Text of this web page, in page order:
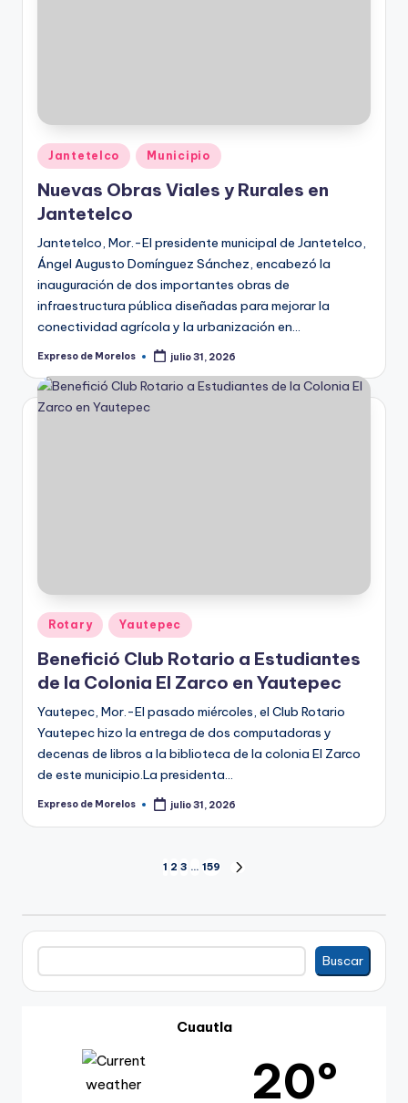
Publicado
en
Jantetelco Municipio
Nuevas Obras Viales y Rurales en
Jantetelco
Jantetelco, Mor.-El presidente municipal de Jantetelco,
Ángel Augusto Domínguez Sánchez, encabezó la
inauguración de dos importantes obras de
infraestructura pública diseñadas para mejorar la
conectividad agrícola y la urbanización en…
Publicado
Expreso de Morelos julio 31, 2026
Publicado
en
Rotary Yautepec
Benefició Club Rotario a Estudiantes
de la Colonia El Zarco en Yautepec
Yautepec, Mor.-El pasado miércoles, el Club Rotario
Yautepec hizo la entrega de dos computadoras y
decenas de libros a la biblioteca de la colonia El Zarco
de este municipio.La presidenta…
Publicado
Expreso de Morelos julio 31, 2026
Paginación
entradas
1 2 3 … 159
Buscar
Buscar
Cuautla
20º